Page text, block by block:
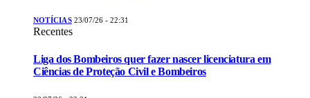
NOTÍCIAS 23/07/26 - 22:31
Recentes
Liga dos Bombeiros quer fazer nascer licenciatura em
Ciências de Proteção Civil e Bombeiros